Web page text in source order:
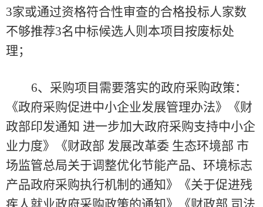
3家或通过资格符合性审查的合格投标人家数
不够推荐3名中标候选人则本项目按废标处
理；
6、 采购项目需要落实的政府采购政策：
《政府采购促进中小企业发展管理办法》《财
政部印发通知 进一步加大政府采购支持中小企
业力度》《财政部 发展改革委 生态环境部 市
场监管总局关于调整优化节能产品、环境标志
产品政府采购执行机制的通知》《关于促进残
疾人就业政府采购政策的通知》《财政部 司法